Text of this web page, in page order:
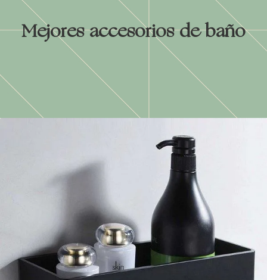
Mejores accesorios de baño